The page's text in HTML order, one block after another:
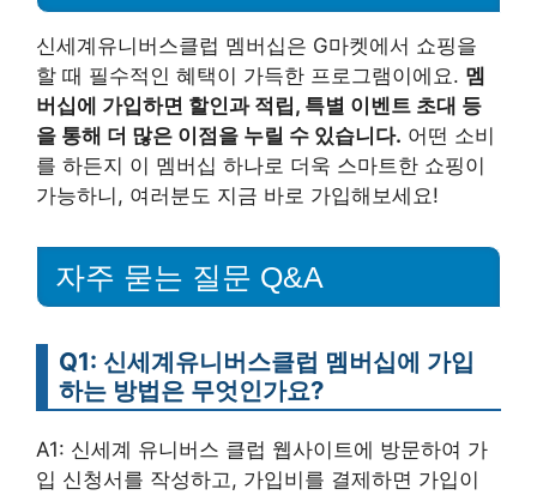
신세계유니버스클럽 멤버십은 G마켓에서 쇼핑을
할 때 필수적인 혜택이 가득한 프로그램이에요. 멤
버십에 가입하면 할인과 적립, 특별 이벤트 초대 등
을 통해 더 많은 이점을 누릴 수 있습니다. 어떤 소비
를 하든지 이 멤버십 하나로 더욱 스마트한 쇼핑이
가능하니, 여러분도 지금 바로 가입해보세요!
자주 묻는 질문 Q&A
Q1: 신세계유니버스클럽 멤버십에 가입
하는 방법은 무엇인가요?
A1: 신세계 유니버스 클럽 웹사이트에 방문하여 가
입 신청서를 작성하고, 가입비를 결제하면 가입이